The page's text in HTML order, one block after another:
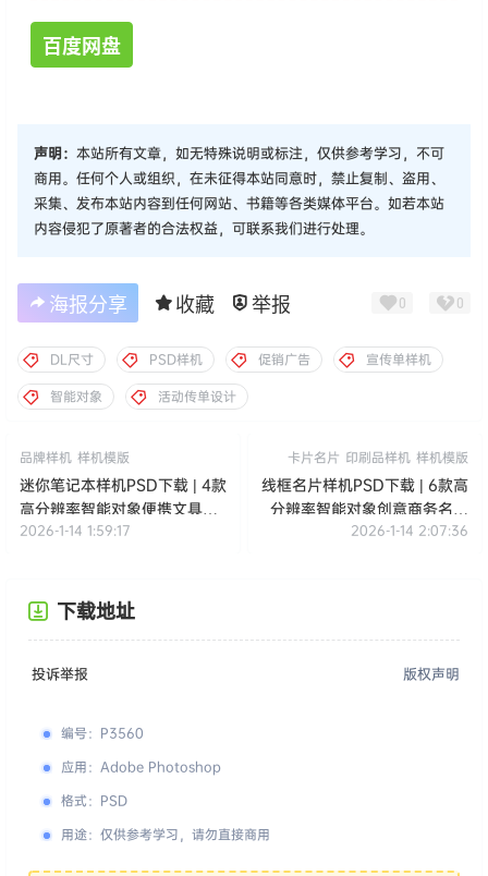
百度网盘
声明： 本站所有文章，如无特殊说明或标注，仅供参考学习，不可
商用。任何个人或组织，在未征得本站同意时，禁止复制、盗用、
采集、发布本站内容到任何网站、书籍等各类媒体平台。如若本站
内容侵犯了原著者的合法权益，可联系我们进行处理。
海报分享 收藏 举报 0 0
DL尺寸 PSD样机 促销广告
宣传单样机
智能对象
活动传单设计
品牌样机 样机模版
迷你笔记本样机PSD下载 | 4款
高分辨率智能对象便携文具与
品牌设计展示素材
2026-1-14 1:59:17
卡片名片 印刷品样机 样机模版
线框名片样机PSD下载 | 6款高
分辨率智能对象创意商务名片
设计展示素材
2026-1-14 2:07:36
下载地址
投诉举报 版权声明
编号： P3560
应用： Adobe Photoshop
格式： PSD
用途： 仅供参考学习，请勿直接商用